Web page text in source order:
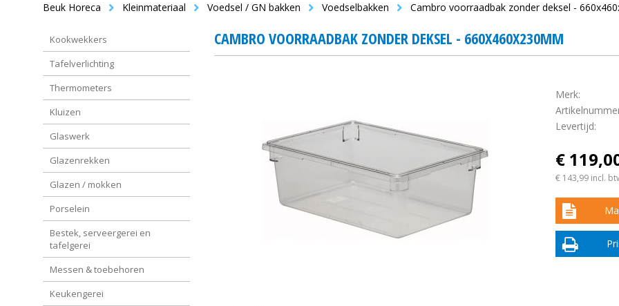
Beuk Horeca Kleinmateriaal Voedsel / GN bakken Voedselbakken Cambro voorraadbak zonder deksel -
Kookwekkers
Tafelverlichting
Thermometers
Kluizen
Glaswerk
Glazenrekken
Glazen / mokken
Porselein
Bestek, serveergerei en
tafelgerei
Messen & toebehoren
Keukengerei
CAMBRO VOORRAADBAK ZONDER DEKSEL - 660X460X230MM
Merk:
Levertijd:
€
€ 143,99incl.